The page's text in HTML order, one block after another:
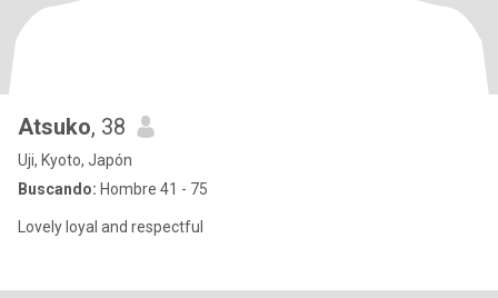
Atsuko, 38
Uji, Kyoto, Japón
Buscando: Hombre 41 - 75
Lovely loyal and respectful